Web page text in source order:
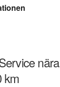
nära
km